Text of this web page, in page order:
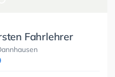
Fahrlehrer